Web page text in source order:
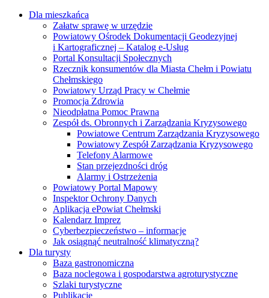
Dla mieszkańca
Załatw sprawę w urzędzie
Powiatowy Ośrodek Dokumentacji Geodezyjnej
i Kartograficznej – Katalog e-Usług
Portal Konsultacji Społecznych
Rzecznik konsumentów dla Miasta Chełm i Powiatu
Chełmskiego
Powiatowy Urząd Pracy w Chełmie
Promocja Zdrowia
Nieodpłatna Pomoc Prawna
Zespół ds. Obronnych i Zarządzania Kryzysowego
Powiatowe Centrum Zarządzania Kryzysowego
Powiatowy Zespół Zarządzania Kryzysowego
Telefony Alarmowe
Stan przejezdności dróg
Alarmy i Ostrzeżenia
Powiatowy Portal Mapowy
Inspektor Ochrony Danych
Aplikacja ePowiat Chełmski
Kalendarz Imprez
Cyberbezpieczeństwo – informacje
Jak osiągnąć neutralność klimatyczną?
Dla turysty
Baza gastronomiczna
Baza noclegowa i gospodarstwa agroturystyczne
Szlaki turystyczne
Publikacje